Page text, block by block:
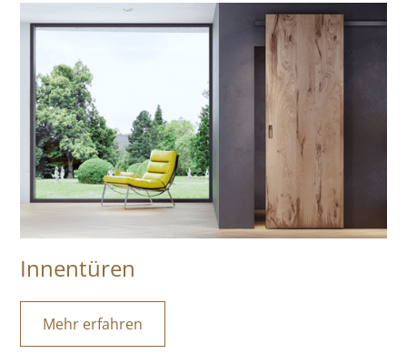
Innentüren
Mehr erfahren